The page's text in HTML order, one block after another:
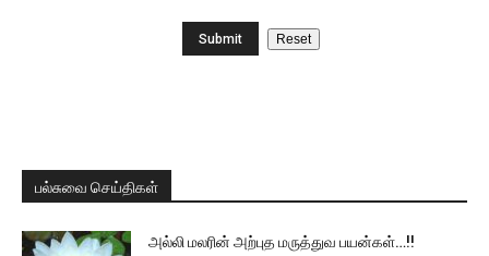
பல்சுவை செய்திகள்
அல்லி மலரின் அற்புத மருத்துவ பயன்கள்…!!